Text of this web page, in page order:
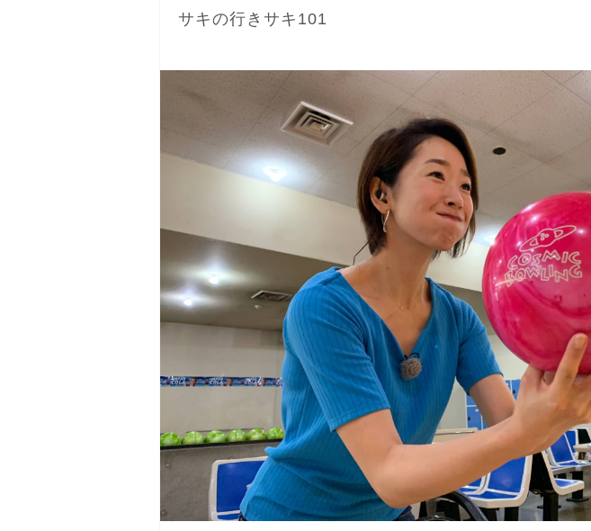
サキの行きサキ101